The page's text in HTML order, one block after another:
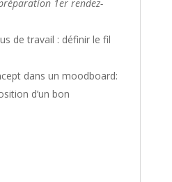
1er rendez-
de travail : définir le fil
dans un moodboard:
d’un bon